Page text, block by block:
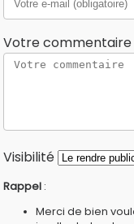
Votre commentaire
Visibilité
Rappel :
Merci de bien